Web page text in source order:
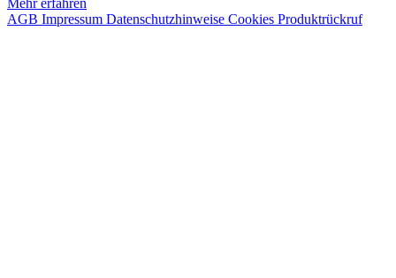
Mehr erfahren
AGB Impressum Datenschutzhinweise Cookies Produktrückruf